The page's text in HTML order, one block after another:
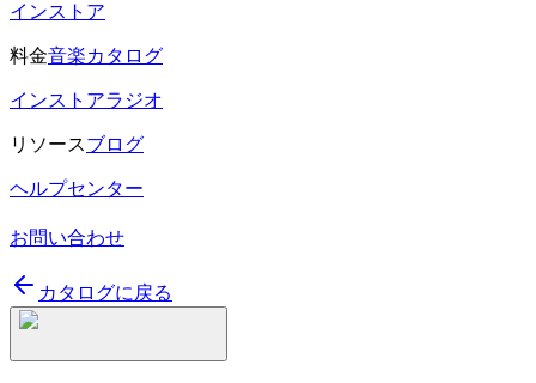
インストア
料金音楽カタログ
インストアラジオ
リソースブログ
ヘルプセンター
お問い合わせ
カタログに戻る